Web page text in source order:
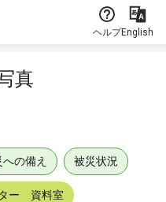
ヘルプEnglish
真
への備え 被災状況
ー 資料室